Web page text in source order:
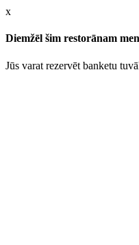
x
Diemžēl šim restorānam
Jūs varat rezervēt banketu